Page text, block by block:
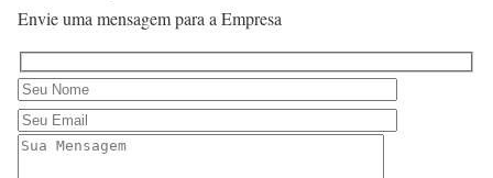
Envie uma mensagem para a Empresa